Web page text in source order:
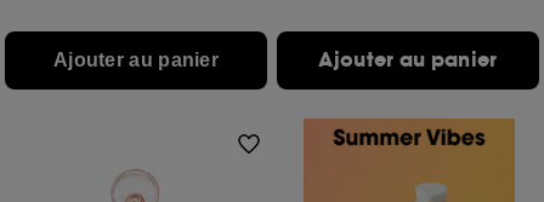
Ajouter au panier Ajouter au panier